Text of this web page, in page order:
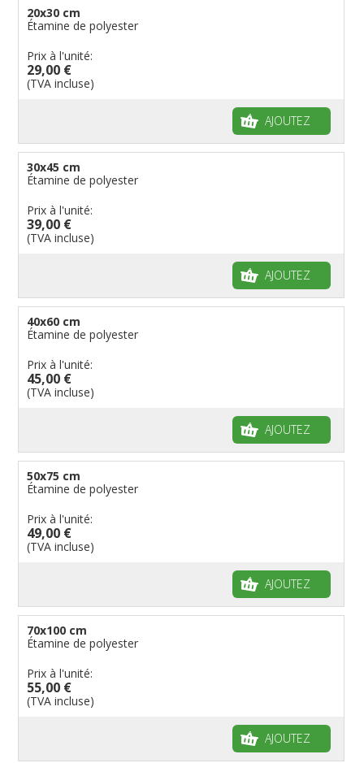
20x30 cm
Étamine de polyester
Prix à l'unité:
29,00 €
(TVA incluse)
AJOUTEZ
30x45 cm
Étamine de polyester
Prix à l'unité:
39,00 €
(TVA incluse)
AJOUTEZ
40x60 cm
Étamine de polyester
Prix à l'unité:
45,00 €
(TVA incluse)
AJOUTEZ
50x75 cm
Étamine de polyester
Prix à l'unité:
49,00 €
(TVA incluse)
AJOUTEZ
70x100 cm
Étamine de polyester
Prix à l'unité:
55,00 €
(TVA incluse)
AJOUTEZ